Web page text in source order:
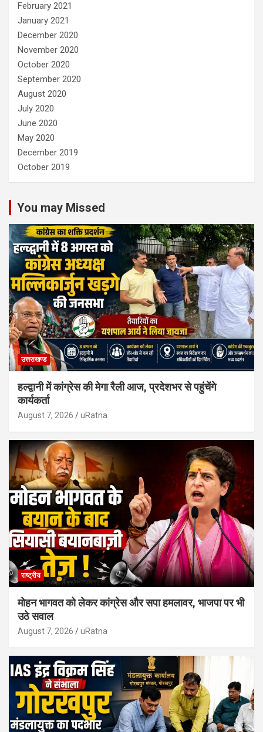
February 2021
January 2021
December 2020
November 2020
October 2020
September 2020
August 2020
July 2020
June 2020
May 2020
December 2019
October 2019
You may Missed
उत्तराखण्ड
हल्द्वानी में कांग्रेस की मेगा रैली आज, प्रदेशभर से पहुंचेंगे
कार्यकर्ता
August 7, 2026 uRatna
राष्ट्रीय
मोहन भागवत को लेकर कांग्रेस और सपा हमलावर, भाजपा पर भी
उठे सवाल
August 7, 2026 uRatna